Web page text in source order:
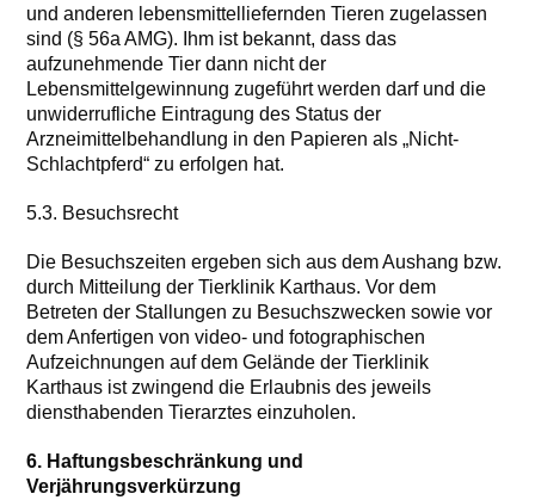
und anderen lebensmittelliefernden Tieren zugelassen
sind (§ 56a AMG). Ihm ist bekannt, dass das
aufzunehmende Tier dann nicht der
Lebensmittelgewinnung zugeführt werden darf und die
unwiderrufliche Eintragung des Status der
Arzneimittelbehandlung in den Papieren als „Nicht-
Schlachtpferd“ zu erfolgen hat.
5.3. Besuchsrecht
Die Besuchszeiten ergeben sich aus dem Aushang bzw.
durch Mitteilung der Tierklinik Karthaus. Vor dem
Betreten der Stallungen zu Besuchszwecken sowie vor
dem Anfertigen von video- und fotographischen
Aufzeichnungen auf dem Gelände der Tierklinik
Karthaus ist zwingend die Erlaubnis des jeweils
diensthabenden Tierarztes einzuholen.
6. Haftungsbeschränkung und
Verjährungsverkürzung